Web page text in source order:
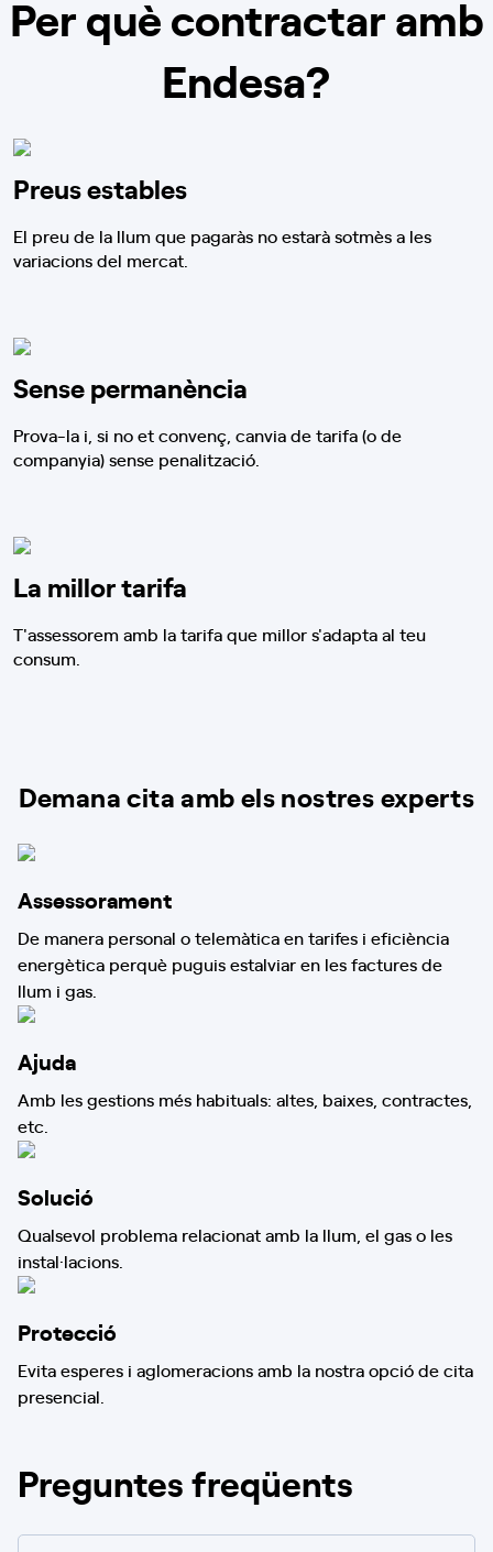
Per què contractar amb
Endesa?
Preus estables
El preu de la llum que pagaràs no estarà sotmès a les
variacions del mercat.
Sense permanència
Prova-la i, si no et convenç, canvia de tarifa (o de
companyia) sense penalització.
La millor tarifa
T'assessorem amb la tarifa que millor s'adapta al teu
consum.
Demana cita amb els nostres experts
Assessorament
De manera personal o telemàtica en tarifes i eficiència
energètica perquè puguis estalviar en les factures de
llum i gas.
Ajuda
Amb les gestions més habituals: altes, baixes, contractes,
etc.
Solució
Qualsevol problema relacionat amb la llum, el gas o les
instal·lacions.
Protecció
Evita esperes i aglomeracions amb la nostra opció de cita
presencial.
Preguntes freqüents